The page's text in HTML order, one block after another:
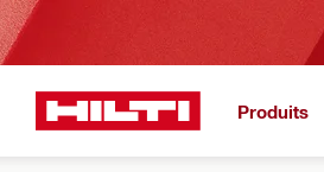
Produits